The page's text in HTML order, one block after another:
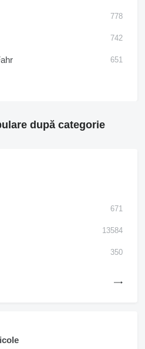
778
742
651
după categorie
671
13584
350